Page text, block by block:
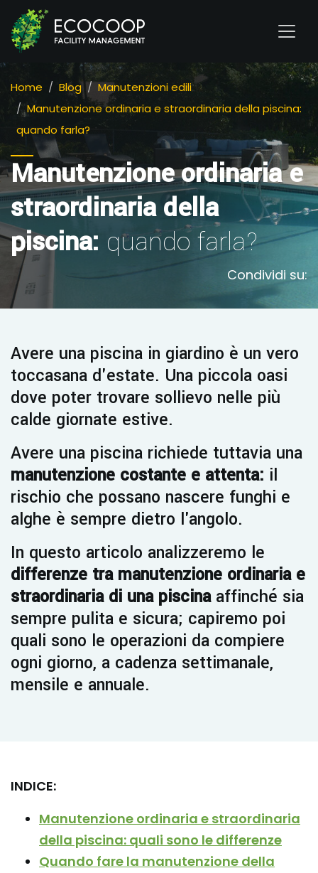
Home Blog
Manutenzioni edili
Manutenzione ordinaria e straordinaria della piscina:
quando farla?
Manutenzione ordinaria e
straordinaria della
piscina: quando farla?
Condividi su:
Avere una piscina in giardino è un vero
toccasana d'estate. Una piccola oasi
dove poter trovare sollievo nelle più
calde giornate estive.
Avere una piscina richiede tuttavia una
manutenzione costante e attenta: il
rischio che possano nascere funghi e
alghe è sempre dietro l'angolo.
In questo articolo analizzeremo le
differenze tra manutenzione ordinaria e
straordinaria di una piscinaaffinché sia
sempre pulita e sicura; capiremo poi
quali sono le operazioni da compiere
ogni giorno, a cadenza settimanale,
mensile e annuale.
INDICE:
Manutenzione ordinaria e straordinaria
della piscina: quali sono le differenze
Quando fare la manutenzione della